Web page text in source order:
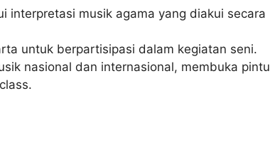
interpretasi musik agama yang diakui secara
untuk berpartisipasi dalam kegiatan seni.
nasional dan internasional, membuka pintu